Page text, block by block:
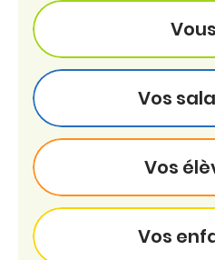
Vous
Vos
Vos
Vos